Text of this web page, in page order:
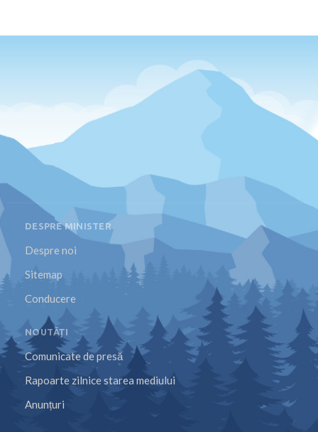
DESPRE MINISTER
Despre noi
Sitemap
Conducere
NOUTĂȚI
Comunicate de presă
Rapoarte zilnice starea mediului
Anunțuri